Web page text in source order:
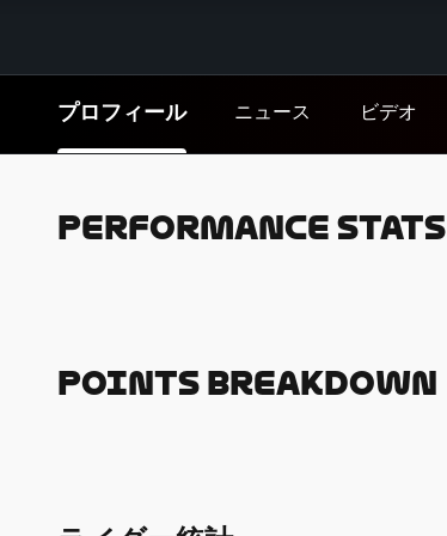
プロフィール ニュース ビデオ
Performance Stats
Points Breakdown